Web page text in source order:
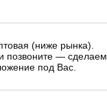
(ниже рынка).
позвоните — сделаем
под Вас.